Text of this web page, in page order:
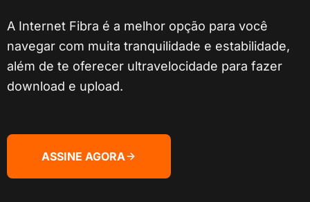
A Internet Fibra é a melhor opção para você
navegar com muita tranquilidade e estabilidade,
além de te oferecer ultravelocidade para fazer
download e upload.
ASSINE AGORA